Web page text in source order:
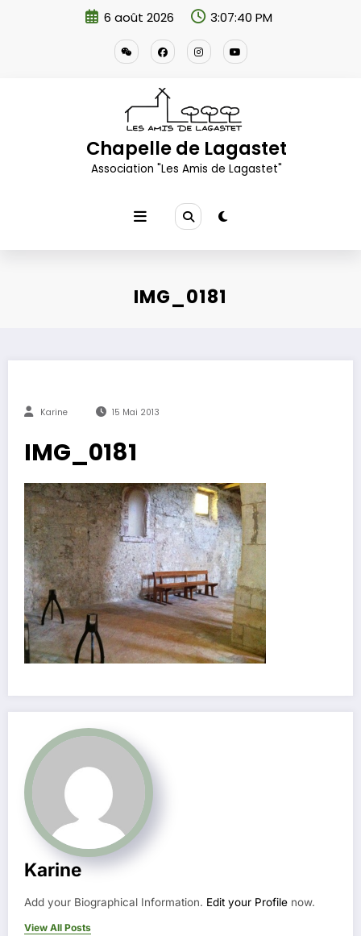
6 août 2026 3:07:41 PM
Chapelle de Lagastet
Association "Les Amis de Lagastet"
IMG_0181
Karine 15 Mai 2013
IMG_0181
Karine
Add your Biographical Information. Edit your Profile now.
View All Posts